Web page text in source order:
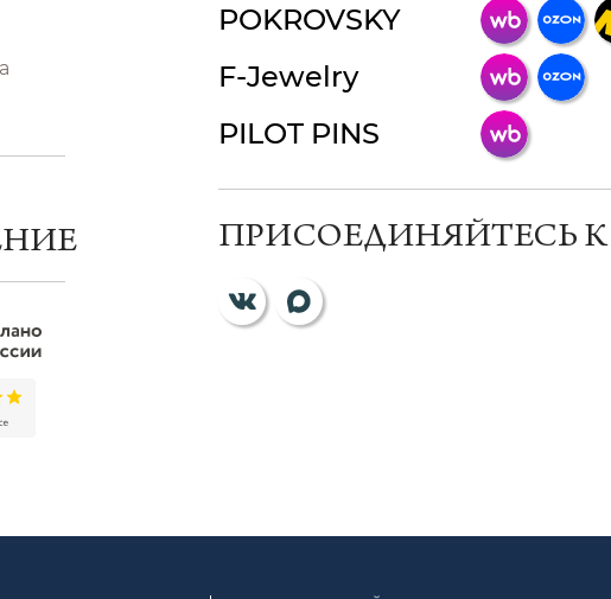
POKROVSKY
F-Jewelry
PILOT PINS
ПРИСОЕДИНЯЙТЕСЬ
ChatApp
Мессенджеры
мессенджер!